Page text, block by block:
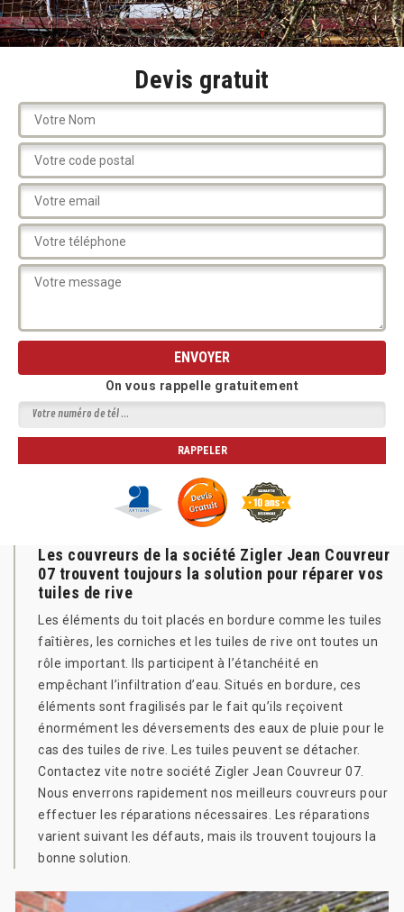
Devis gratuit
On vous rappelle gratuitement
Les couvreurs de la société Zigler Jean Couvreur
07 trouvent toujours la solution pour réparer vos
tuiles de rive
Les éléments du toit placés en bordure comme les tuiles
faîtières, les corniches et les tuiles de rive ont toutes un
rôle important. Ils participent à l’étanchéité en
empêchant l’infiltration d’eau. Situés en bordure, ces
éléments sont fragilisés par le fait qu’ils reçoivent
énormément les déversements des eaux de pluie pour le
cas des tuiles de rive. Les tuiles peuvent se détacher.
Contactez vite notre société Zigler Jean Couvreur 07.
Nous enverrons rapidement nos meilleurs couvreurs pour
effectuer les réparations nécessaires. Les réparations
varient suivant les défauts, mais ils trouvent toujours la
bonne solution.